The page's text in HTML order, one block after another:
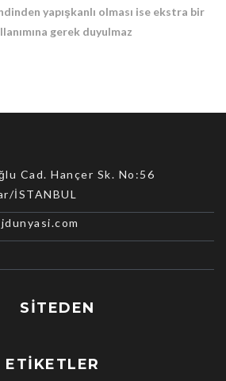
yapışkanlı olması ise ekstra bir
gerek duyulmaz
Cad. Hançer Sk. No:56
İSTANBUL
SITEDEN
ETIKETLER